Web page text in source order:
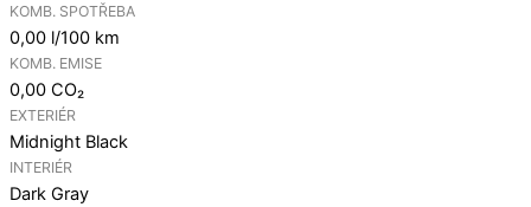
KOMB. SPOTŘEBA
0,00 l/100 km
KOMB. EMISE
0,00 CO₂
EXTERIÉR
Midnight Black
INTERIÉR
Dark Gray